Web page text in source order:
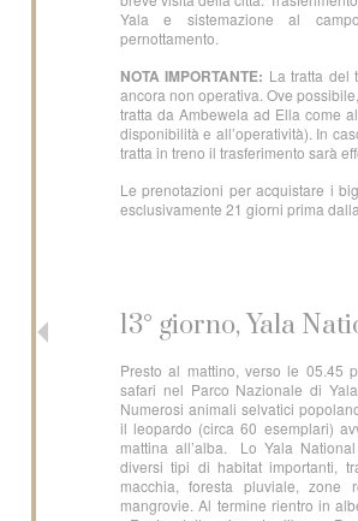
Yala e sistemazione al
pernottamento.
NOTA IMPORTANTE: La tratta del
ancora non operativa. Ove
tratta da Ambewela ad Ella come
disponibilità e all’operatività). In
tratta in treno il trasferimento sarà
Le prenotazioni per acquistare i
esclusivamente 21 giorni prima
13° giorno, Yala
Presto al mattino, verso le 05.45
safari nel Parco Nazionale di
Numerosi animali selvatici
il leopardo (circa 60 esemplari)
mattina all’alba. Lo Yala
diversi tipi di habitat importanti,
macchia, foresta pluviale, zone
mangrovie. Al termine rientro in